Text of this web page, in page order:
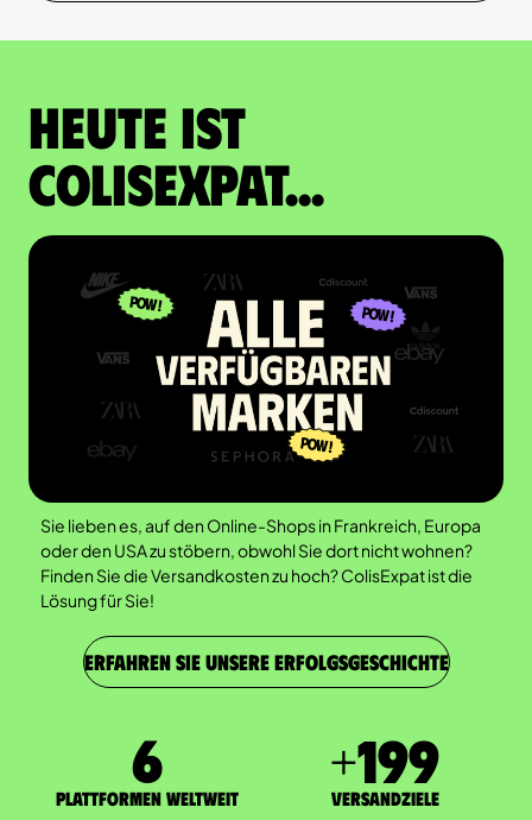
Heute ist
Colisexpat...
Sie lieben es, auf den Online-Shops in Frankreich, Europa
oder den USA zu stöbern, obwohl Sie dort nicht wohnen?
Finden Sie die Versandkosten zu hoch? ColisExpat ist die
Lösung für Sie!
ERFAHREN SIE UNSERE ERFOLGSGESCHICHTE
7
Plattformen weltweit
+200
Versandziele